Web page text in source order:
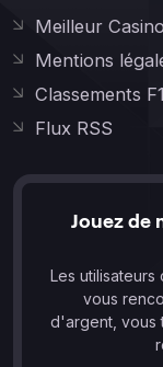
Meilleur
Mentions
Classements
Flux RSS
Jouez de
Les utilisateurs
vous
d'argent, vous